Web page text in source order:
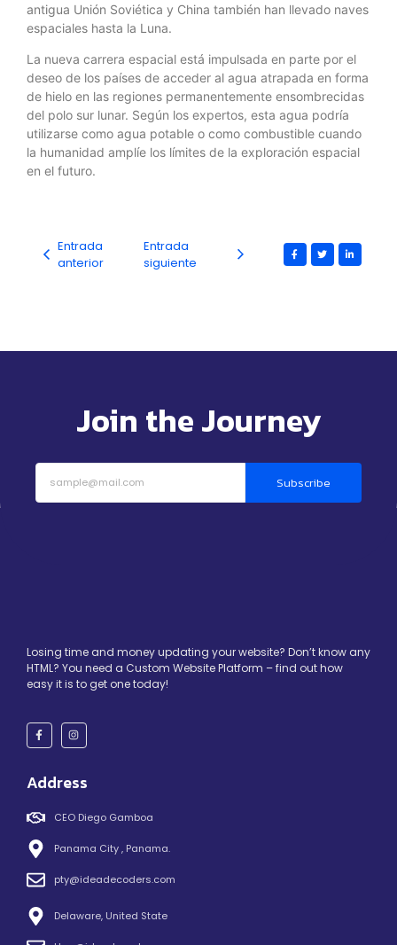
antigua Unión Soviética y China también han llevado naves
espaciales hasta la Luna.
La nueva carrera espacial está impulsada en parte por el
deseo de los países de acceder al agua atrapada en forma
de hielo en las regiones permanentemente ensombrecidas
del polo sur lunar. Según los expertos, esta agua podría
utilizarse como agua potable o como combustible cuando
la humanidad amplíe los límites de la exploración espacial
en el futuro.
Entrada
anterior
Entrada
siguiente
Join the Journey
Subscribe
Losing time and money updating your website? Don’t know any
HTML? You need a Custom Website Platform – find out how
easy it is to get one today!
Address
CEO Diego Gamboa
Panama City , Panama.
pty@ideadecoders.com
Delaware, United State